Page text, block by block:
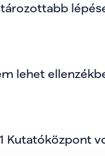
lehet
Kutatóközpont